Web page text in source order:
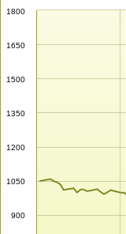
900
1050
1200
1350
1500
1650
1800